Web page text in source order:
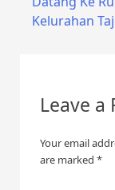
navigation
Kelurahan
Leave a
Your email
are marked *